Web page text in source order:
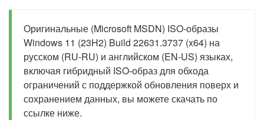
Оригинальные (Microsoft MSDN) ISO-образы
Windows 11 (23H2) Build 22631.3737 (x64) на
русском (RU-RU) и английском (EN-US) языках,
включая гибридный ISO-образ для обхода
ограничений с поддержкой обновления поверх и
сохранением данных, вы можете скачать по
ссылке ниже.